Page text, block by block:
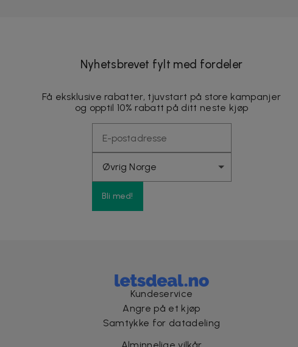
Nyhetsbrevet fylt med fordeler
Få eksklusive rabatter, tjuvstart på store kampanjer
og opptil 10% rabatt på ditt neste kjøp
Bli med!
Kundeservice
Angre på et kjøp
Samtykke for datadeling